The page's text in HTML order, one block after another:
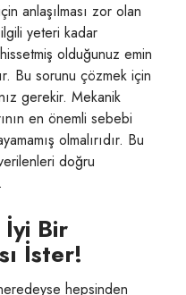
anlaşılması zor olan
yeteri kadar
olduğunuz emin
Bu sorunu çözmek için
gerekir. Mekanik
en önemli sebebi
olmalırıdır. Bu
doğru
İyi Bir
İster!
hepsinden